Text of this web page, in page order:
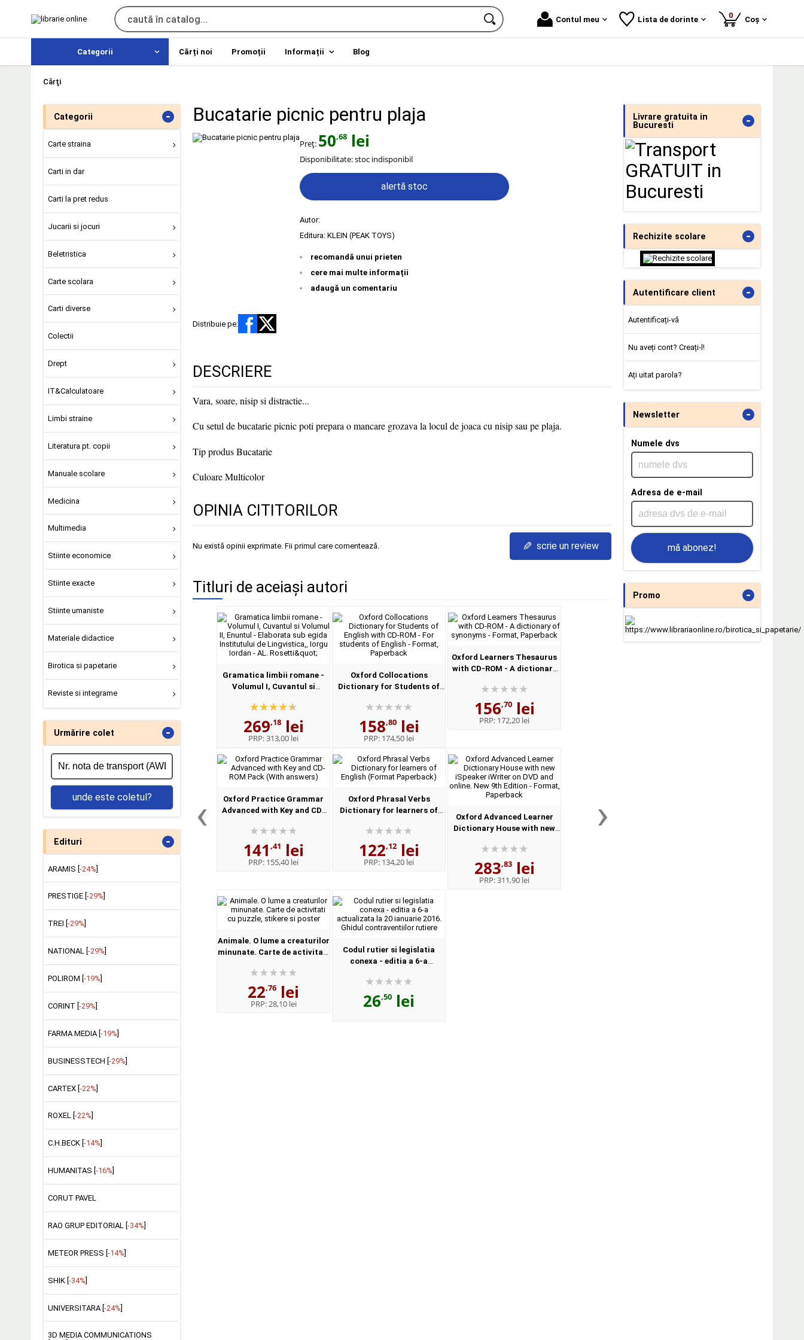
Contul meu Lista de dorinte 0produse
Coș
Categorii Cărți noi Promoții Informații Blog
Cărţi
Categorii -
Carte straina
Carti in dar
Carti la pret redus
Jucarii si jocuri
Beletristica
Carte scolara
Carti diverse
Colectii
Drept
IT&Calculatoare
Limbi straine
Literatura pt. copii
Manuale scolare
Medicina
Multimedia
Stiinte economice
Stiinte exacte
Stiinte umaniste
Materiale didactice
Birotica si papetarie
Reviste si integrame
Urmărire colet -
unde este coletul?
Edituri -
ARAMIS [-24%]
PRESTIGE [ -29%
TREI [ -29%
NATIONAL [ -29%
POLIROM [ -19%
CORINT [ -29%
FARMA MEDIA [ -19%
BUSINESSTECH [-29%]
CARTEX [-22%]
ROXEL [ -22%
C.H.BECK [ -14%
HUMANITAS [ -16%
CORUT PAVEL
RAO GRUP EDITORIAL [ -34%
METEOR PRESS [ -14%
SHIK [-34%]
UNIVERSITARA [-24%]
3D MEDIA COMMUNICATIONS
Bucatarie picnic pentru plaja
Preț: 50,68 lei
Disponibilitate:stoc indisponibil
alertă stoc
Autor:
Editura: KLEIN (PEAK TOYS)
recomandă unui prieten
cere mai multe informații
adaugă un comentariu
Distribuie pe:
DESCRIERE
Vara, soare, nisip si distractie...
Cu setul de bucatarie picnic poti prepara o mancare grozava la locul de joaca cu nisip sau pe plaja.
Tip produs Bucatarie
Culoare Multicolor
OPINIA CITITORILOR
Nu există opinii exprimate. Fii primul care comentează. ✎ scrie un review
Titluri de aceiași autori
‹
Gramatica limbii romane -
Volumul I, Cuvantul si
Elaborata sub egida
Institutului de Lingvistica,,...
269,18lei
PRP:313,00 lei
Oxford Collocations
Dictionary for Students of
students of English - Format,
Paperback
158,80lei
PRP: 174,50 lei
Oxford Learners Thesaurus
with CD-ROM - A dictionary
Paperback
156,70lei
PRP: 172,20 lei
Oxford Practice Grammar
Advanced with Key and CD-
141 ,41 lei
PRP: 155,40 lei
Oxford Phrasal Verbs
Dictionary for learners of
122,12lei
PRP: 134,20 lei
Oxford Advanced Learner
Dictionary House with new
online. New 9th Edition -
Format, Paperbac...
283,83lei
PRP:311,90 lei
Animale. O lume a creaturilor
minunate. Carte de activitati
22,76 lei
PRP: 28,10 lei
Codul rutier si legislatia
conexa - editia a 6-a
2016. Ghidul contraventiilor
rutiere
26,50 lei
›
Livrare gratuita in
Bucuresti
-
Rechizite scolare -
Autentificare client -
Autentificați-vă
Nu aveți cont? Creați-l!
Ați uitat parola?
Newsletter -
Numele dvs
Adresa de e-mail
mă abonez!
Promo -